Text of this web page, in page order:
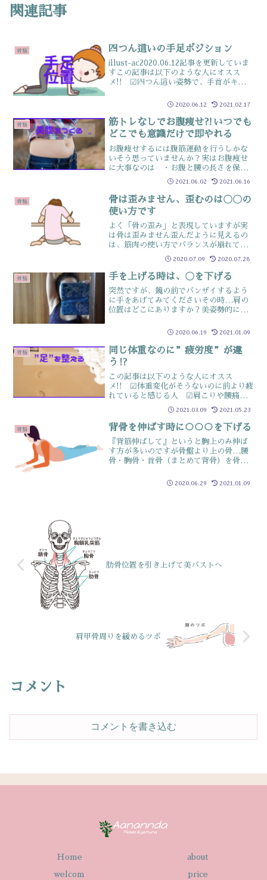
関連記事
骨格 四つん這いの手足ポジション
illust-ac2020.06.12記事を更新していま
すこの記事は以下のような人にオスス
メ!! ☑四つん這い姿勢で、手首がキツく
なる人 ☑四つん這い姿勢で、バランス
ゼ...
2020.06.12 2021.02.17
骨格
筋トレなしでお腹痩せ⁈いつでも
どこでも意識だけで即やれる
お腹痩せするには腹筋運動を行うしかな
いそう思っていませんか？実はお腹痩せ
に大事なのは ・お腹と腰の長さを保つ
意識 ・お腹奥を凹ませる意識今回はコ
コを解説この記事は以下のような人にオ
ススメ!! ☑お腹周りが氣になる人 ☑腹
筋運動することに疲れ...
2021.06.02 2021.06.16
骨格
骨は歪みません、歪むのは〇〇の
使い方です
よく「骨の歪み」と表現していますが実
は骨は歪みません歪んだように見えるの
は、筋肉の使い方でバランスが崩れてい
るからですillust-ac例えばこんな姿勢右
の体横は筋肉を縮めていて、左の体横は
筋肉を伸ばしていますこの左右のバラン
スが崩れた姿勢...
2020.07.09 2020.07.28
骨格 手を上げる時は、〇を下げる
突然ですが、鏡の前でバンザイするよう
に手をあげてみてくださいその時…肩の
位置はどこにありますか？美姿勢的に超
真のように、耳と肩の距離が近い人⇒残
に、耳と肩の距離...
2020.06.19 2021.01.09
骨格
同じ体重なのに”疲労度”が違
う⁉
この記事は以下のような人にオスス
メ!! ☑体重変化がそうないのに前より疲
れていると感じる人 ☑肩こりや腰痛を
どうにかしたいと思っている人ブログで
「美腹」「美脚」なんて項目作っている
私がこれをいうと怒られそうでいままで
書いていなかったのですが...
2021.03.09 2021.05.23
骨格 背骨を伸ばす時に◌◌◌を下げる
『背筋伸ばして』というと胸上のみ伸ば
す方が多いのですが骨盤より上の骨…腰
骨・胸骨・首骨（まとめて背骨）を骨盤
骨全体を伸ばす時、肩甲骨を下げますイ
2020.06.29 2021.01.09
肋骨位置を引き上げて美バストへ
肩甲骨周りを緩めるツボ
コメント
コメントを書き込む
Home about
welcom price